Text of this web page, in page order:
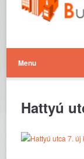
Menu
Hattyú